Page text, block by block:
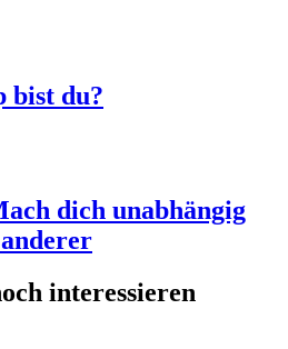
bist du?
dich unabhängig
interessieren